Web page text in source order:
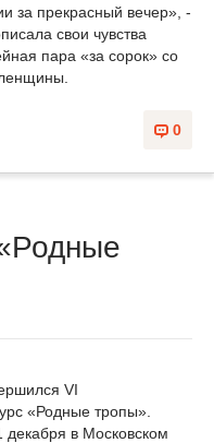
за прекрасный вечер», -
свои чувства
пара «за сорок» со
0
VI
«Родные тропы».
декабря в Московском